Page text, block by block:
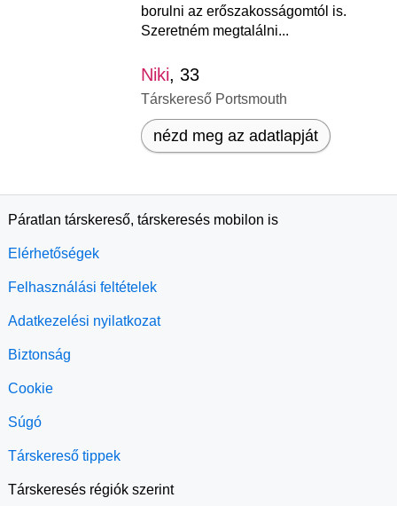
borulni az erőszakosságomtól is.
Szeretném megtalálni...
Niki, 33
Társkereső Portsmouth
nézd meg az adatlapját
Páratlan társkereső, társkeresés mobilon is
Elérhetőségek
Felhasználási feltételek
Adatkezelési nyilatkozat
Biztonság
Cookie
Súgó
Társkereső tippek
Társkeresés régiók szerint